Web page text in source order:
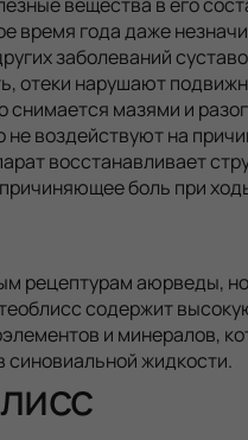
время года даже
заболеваний
отеки нарушают
снимается мазями и
воздействуют на
восстанавливает
боль при
рецептурам аюрведы,
содержит
и минералов,
синовиальной жидкости.